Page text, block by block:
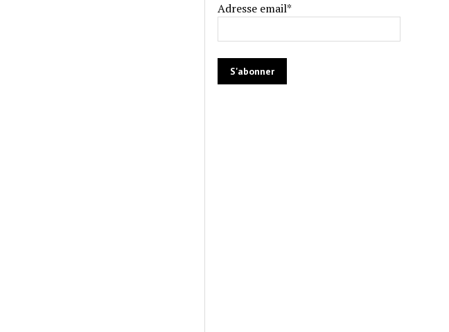
Adresse email*